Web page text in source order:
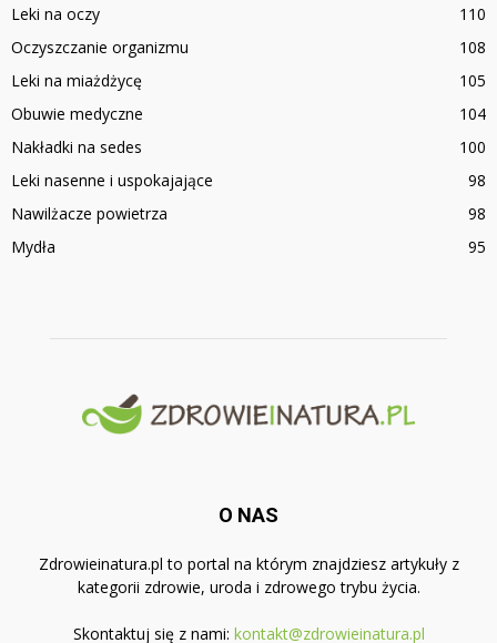
Leki na oczy
110
Oczyszczanie organizmu
108
Leki na miażdżycę
105
Obuwie medyczne
104
Nakładki na sedes
100
Leki nasenne i uspokajające
98
Nawilżacze powietrza
98
Mydła
95
O NAS
Zdrowieinatura.pl to portal na którym znajdziesz artykuły z
kategorii zdrowie, uroda i zdrowego trybu życia.
Skontaktuj się z nami: kontakt@zdrowieinatura.pl